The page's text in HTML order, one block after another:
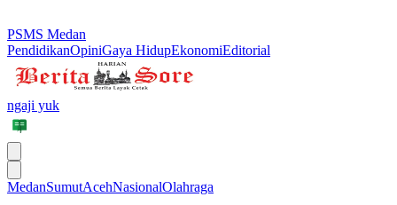
PSMS Medan
PendidikanOpiniGaya HidupEkonomiEditorial
ngaji yuk
MedanSumutAcehNasionalOlahraga